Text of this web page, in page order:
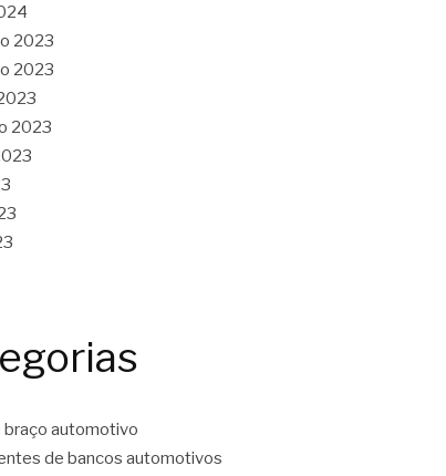
2023
2023
2023
braço automotivo
de bancos automotivos